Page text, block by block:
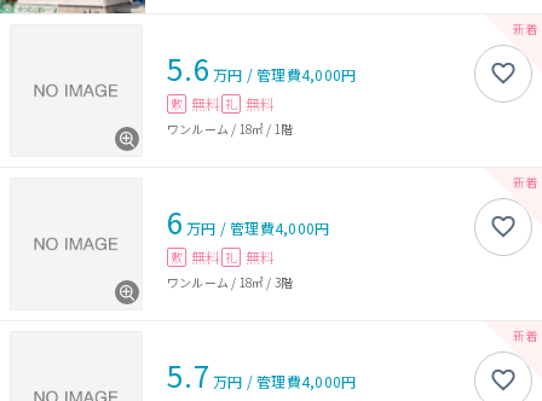
5.6 万円 /管理費4,000円
敷 無料 礼 無料
ワンルーム / 18㎡ / 1階
6 万円 /管理費4,000円
敷 無料 礼 無料
ワンルーム / 18㎡ / 3階
5.7 万円 /管理費4,000円